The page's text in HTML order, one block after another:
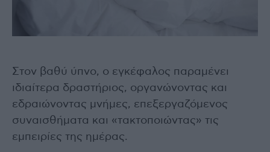
Στον βαθύ ύπνο, ο εγκέφαλος παραμένει
ιδιαίτερα δραστήριος, οργανώνοντας και
εδραιώνοντας μνήμες, επεξεργαζόμενος
συναισθήματα και «τακτοποιώντας» τις
εμπειρίες της ημέρας.